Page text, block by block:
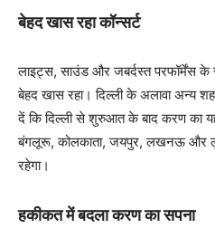
बेहद खास रहा कॉन्सर्ट
लाइट्स, साउंड और जबर्दस्त परफॉर्मेंस के
बेहद खास रहा। दिल्ली के अलावा अन्य
दें कि दिल्ली से शुरुआत के बाद करण का
बंगलूरू, कोलकाता, जयपुर, लखनऊ और
रहेगा।
हकीकत में बदला करण का सपना